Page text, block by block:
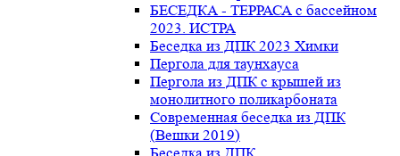
БЕСЕДКА - ТЕРРАСА с бассейном
2023. ИСТРА
Беседка из ДПК 2023 Химки
Пергола для таунхауса
Пергола из ДПК с крышей из
монолитного поликарбоната
Современная беседка из ДПК
(Вешки 2019)